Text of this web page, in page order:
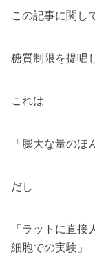
この記事に関し
糖質制限を提唱
これは
「膨大な量のほ
だし
「ラットに直
細胞での実験」